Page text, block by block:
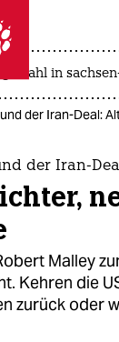
taz zahl ich
taz zahl ich
in
der Iran-Deal:
der Iran-
Malley
Kehren die
zurück oder